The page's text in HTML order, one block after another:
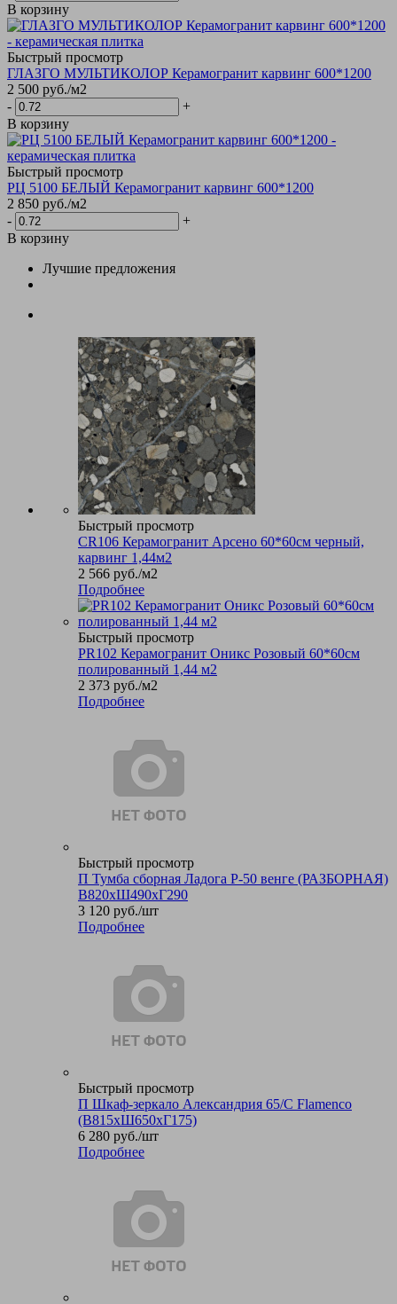
В корзину
Быстрый просмотр
ГЛАЗГО МУЛЬТИКОЛОР Керамогранит карвинг 600*1200
2 500 руб./м2
-
+
В корзину
Быстрый просмотр
РЦ 5100 БЕЛЫЙ Керамогранит карвинг 600*1200
2 850 руб./м2
-
+
В корзину
Лучшие предложения
Быстрый просмотр
CR106 Керамогранит Арсено 60*60см черный,
карвинг 1,44м2
2 566 руб./м2
Подробнее
Быстрый просмотр
PR102 Керамогранит Оникс Розовый 60*60см
полированный 1,44 м2
2 373 руб./м2
Подробнее
Быстрый просмотр
П Тумба сборная Ладога Р-50 венге (РАЗБОРНАЯ)
В820хШ490хГ290
3 120 руб./шт
Подробнее
Быстрый просмотр
П Шкаф-зеркало Александрия 65/С Flamenco
(В815хШ650хГ175)
6 280 руб./шт
Подробнее